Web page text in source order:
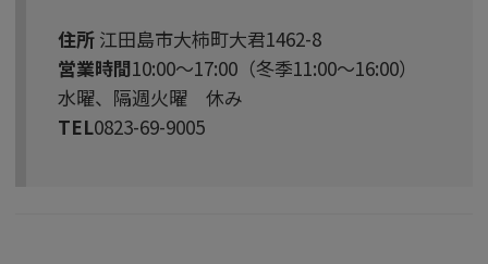
住所 江田島市大柿町大君1462-8
営業時間10:00～17:00（冬季11:00～16:00）
水曜、隔週火曜 休み
TEL0823-69-9005